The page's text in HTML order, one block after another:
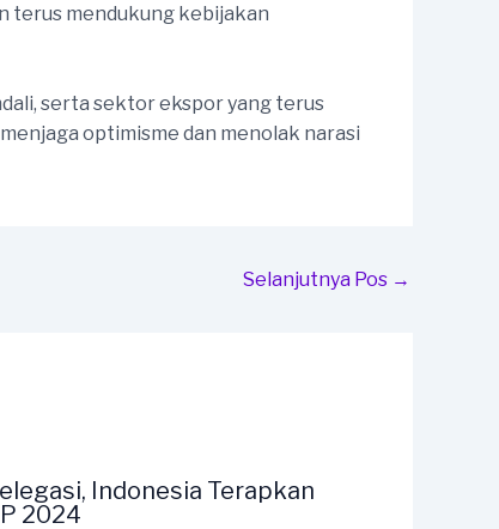
terus mendukung kebijakan
serta sektor ekspor yang terus
optimisme dan menolak narasi
Selanjutnya Pos →
Indonesia Terapkan
2024